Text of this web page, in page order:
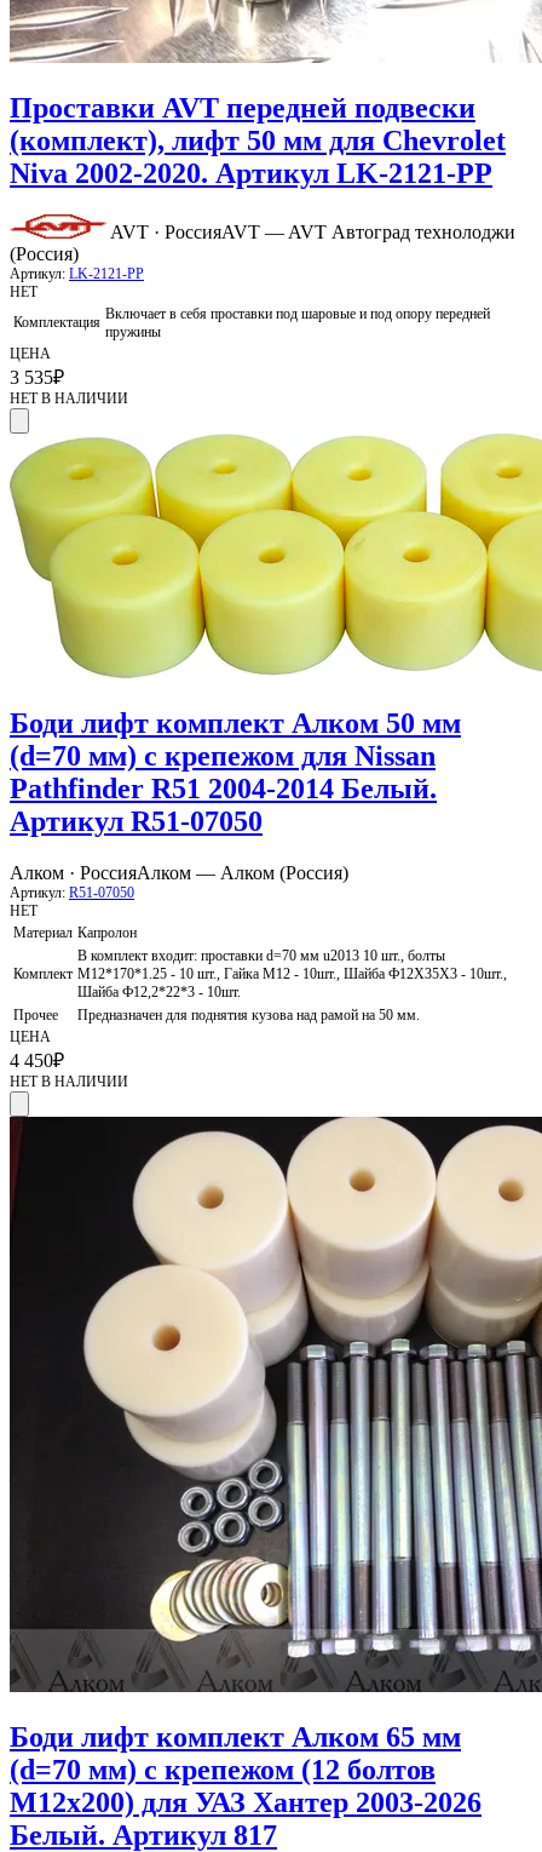
Проставки AVT передней подвески
(комплект), лифт 50 мм для Chevrolet
Niva 2002-2020. Артикул LK-2121-PP
AVT · РоссияAVT — AVT Автоград технолоджи
(Россия)
Артикул: LK-2121-PP
НЕТ
Комплектация Включает в себя проставки под шаровые и под опору передней
пружины
ЦЕНА
3 535₽
НЕТ В НАЛИЧИИ
Боди лифт комплект Алком 50 мм
(d=70 мм) с крепежом для Nissan
Pathfinder R51 2004-2014 Белый.
Артикул R51-07050
Алком · РоссияАлком — Алком (Россия)
Артикул: R51-07050
НЕТ
Материал Капролон
Комплект
В комплект входит: проставки d=70 мм u2013 10 шт., болты
М12*170*1.25 - 10 шт., Гайка М12 - 10шт., Шайба Ф12Х35Х3 - 10шт.,
Шайба Ф12,2*22*3 - 10шт.
Прочее
Предназначен для поднятия кузова над рамой на 50 мм.
ЦЕНА
4 450₽
НЕТ В НАЛИЧИИ
Боди лифт комплект Алком 65 мм
(d=70 мм) с крепежом (12 болтов
М12x200) для УАЗ Хантер 2003-2026
Белый. Артикул 817